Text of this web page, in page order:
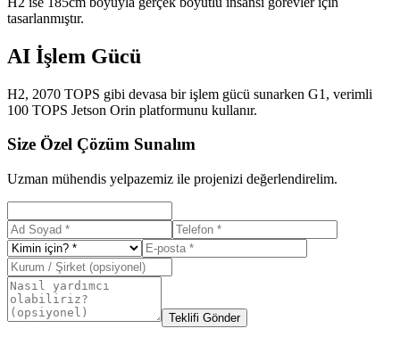
tasarlanmıştır.
AI İşlem Gücü
H2, 2070 TOPS gibi devasa bir işlem gücü sunarken G1, verimli
100 TOPS Jetson Orin platformunu kullanır.
Size Özel Çözüm Sunalım
Uzman mühendis yelpazemiz ile projenizi değerlendirelim.
Teklifi Gönder